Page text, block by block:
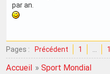
par an.
Pages : Précédent 1
Accueil »Sport Mondial